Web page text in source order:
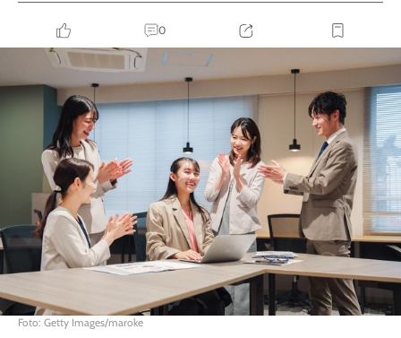
0
Foto: Getty Images/maroke